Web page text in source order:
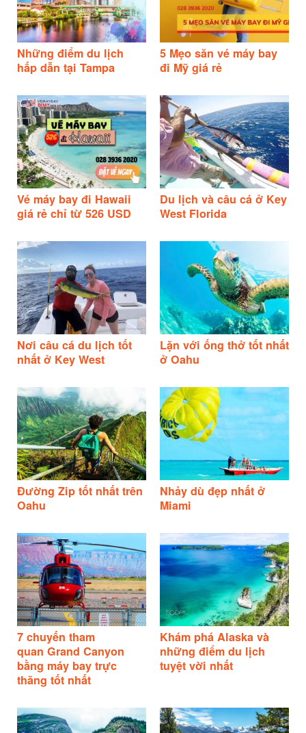
Những điểm du lịch
hấp dẫn tại Tampa
5 Mẹo săn vé máy bay
đi Mỹ giá rẻ
Vé máy bay đi Hawaii
giá rẻ chỉ từ 526 USD
Du lịch và câu cá ở Key
West Florida
Nơi câu cá du lịch tốt
nhất ở Key West
Lặn với ống thở tốt nhất
ở Oahu
Đường Zip tốt nhất trên
Oahu
Nhảy dù đẹp nhất ở
Miami
7 chuyến tham
quan Grand Canyon
bằng máy bay trực
thăng tốt nhất
Khám phá Alaska và
những điểm du lịch
tuyệt vời nhất